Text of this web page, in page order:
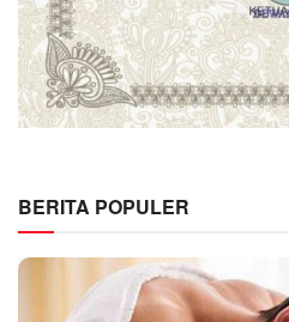
BERITA POPULER